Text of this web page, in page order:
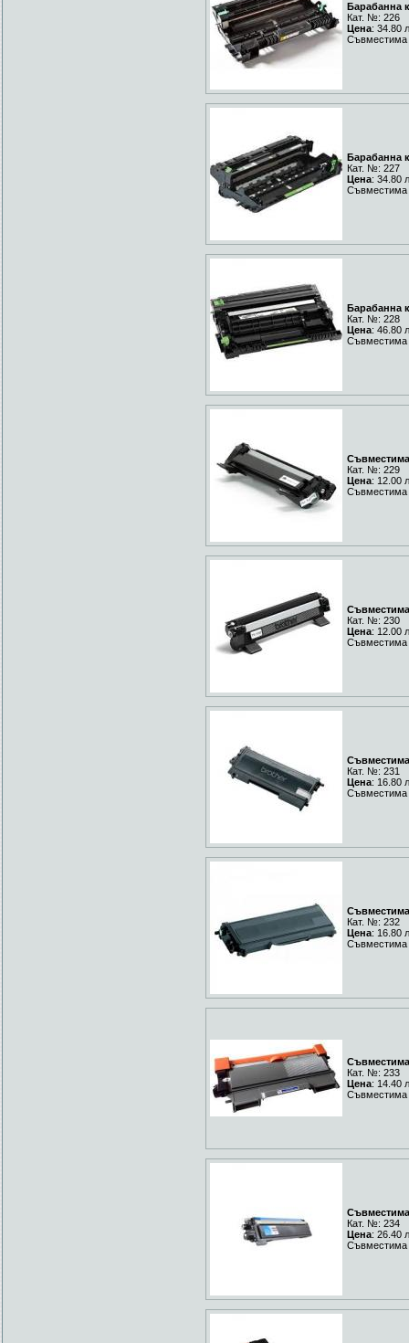
Барабанна
Кат. №: 226
Цена: 34.80
Съвместима
Барабанна
Кат. №: 227
Цена: 34.80
Съвместима
Барабанна
Кат. №: 228
Цена: 46.80
Съвместима
Съвместима
Кат. №: 229
Цена: 12.00
Съвместима
Кат. №: 230
Цена: 12.00
Съвместима
Съвместима
Кат. №: 231
Цена: 16.80
Съвместима
Съвместима
Кат. №: 232
Цена: 16.80
Съвместима
Съвместима
Кат. №: 233
Цена: 14.40
Съвместима
Съвместима
Кат. №: 234
Цена: 26.40
Съвместима